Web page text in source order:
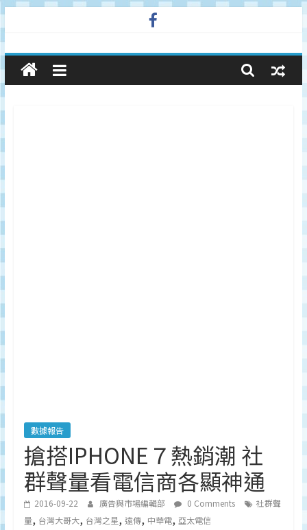
Skip
to
content
廣
告
物、
數據報告
搶搭IPHONE７熱銷潮 社
群聲量看電信商各顯神通
2016-09-22 廣告與市場編輯部 0 Comments
社群聲
量, 台灣大哥大, 台灣之星, 遠傳, 中華電, 亞太電信